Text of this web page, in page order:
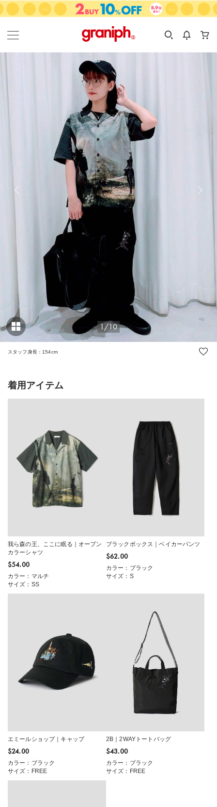
カテゴリーから探す
KIDS
カテゴリ
サイズ
1/10
スタッフ身長：154cm
着用アイテム
我ら森の王、ここに眠る｜オープン
カラーシャツ
$‌54.00
カラー：マルチ
サイズ：SS
ブラックボックス｜ベイカーパンツ
$‌62.00
カラー：ブラック
サイズ：S
エミールショップ｜キャップ
$‌24.00
カラー：ブラック
サイズ：FREE
2B｜2WAYトートバッグ
$‌43.00
カラー：ブラック
サイズ：FREE